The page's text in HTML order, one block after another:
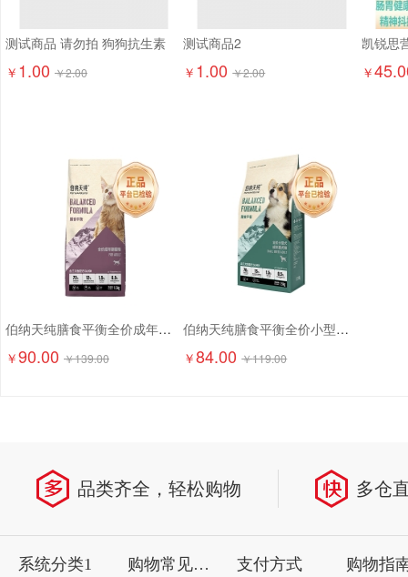
测试商品 请勿拍 狗狗抗生素
￥ 1.00 ￥2.00
测试商品2
￥ 1.00 ￥2.00 ￥
伯纳天纯膳食平衡全价成年期猫粮（含三文鱼配方）1.5kg
￥90.00 ￥139.00
伯纳天纯膳食平衡全价小型犬成犬粮（含三文鱼配方）1.5kg
￥84.00 ￥119.00
品类齐全，轻松购物 多仓
系统分类1 购物常见问题 支付方式 购物指